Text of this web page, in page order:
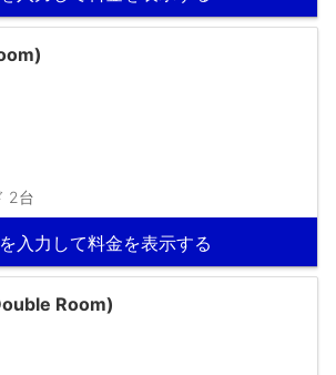
2台
入力して料金を表示する
Room)